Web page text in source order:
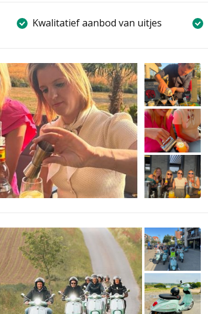
Kwalitatief aanbod van uitjes